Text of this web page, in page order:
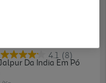
4.1 (8)
Da India Em Pó